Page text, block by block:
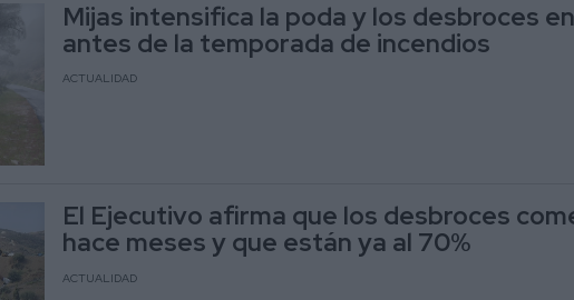
Mijas intensifica la poda y los desbroces
antes de la temporada de incendios
ACTUALIDAD
El Ejecutivo afirma que los desbroces
hace meses y que están ya al 70%
ACTUALIDAD